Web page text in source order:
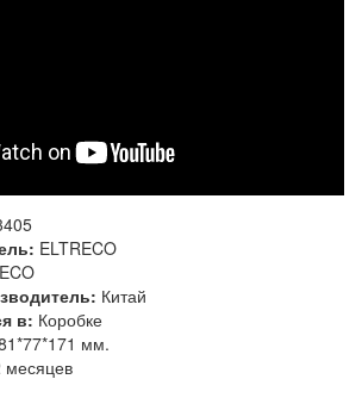
ELTRECO
Китай
в: Коробке
мм.
месяцев